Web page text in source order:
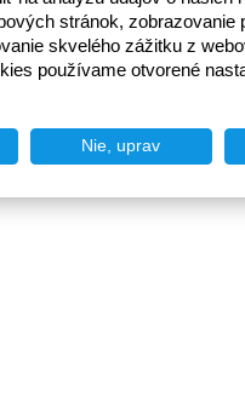
stránok, zobrazovanie
skvelého zážitku z
používame otvorené
Nie, uprav